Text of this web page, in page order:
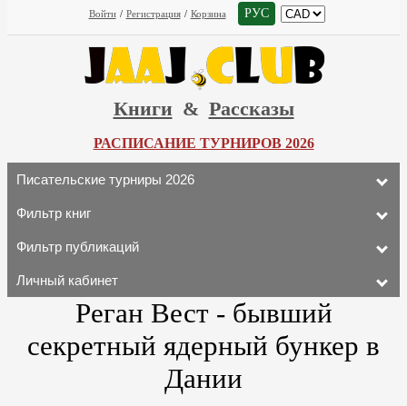
Войти / Регистрация / Корзина РУС
Книги & Рассказы
РАСПИСАНИЕ ТУРНИРОВ 2026
Писательские турниры 2026
Фильтр книг
Фильтр публикаций
Личный кабинет
Реган Вест - бывший
секретный ядерный бункер в
Дании